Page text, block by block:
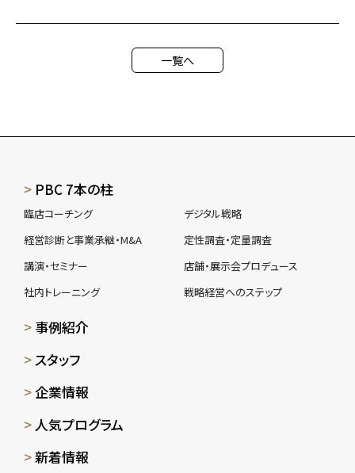
一覧へ
PBC 7本の柱
臨店コーチング
経営診断と事業承継・M&A
講演・セミナー
社内トレーニング
デジタル戦略
定性調査・定量調査
店舗・展示会プロデュース
戦略経営へのステップ
事例紹介
スタッフ
企業情報
人気プログラム
新着情報